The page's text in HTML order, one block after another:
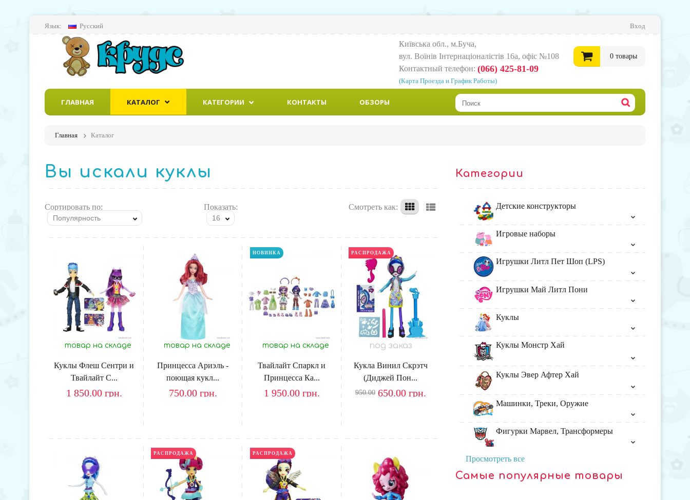
Язык: Русский Вход
Київська обл., м.Буча,
вул. Воїнiв Iнтернацiоналiстiв 16а, офіс №108
Контактный телефон: (066) 425-81-09
(Карта Проезда и График Работы)
0товары
ГЛАВНАЯ КАТАЛОГ КАТЕГОРИИ КОНТАКТЫ ОБЗОРЫ
Главная Каталог
Вы искали куклы
Сортировать по:
Популярность
Показать:
16
Смотреть как:
товар на складе
Куклы Флеш Сентри и
Твайлайт С...
1 850.00 грн.
товар на складе
Принцесса Ариэль -
поющая кукл...
750.00 грн.
НОВИНКА
товар на складе
Твайлайт Спаркл и
Принцесса Ка...
1 950.00 грн.
РАСПРОДАЖА
под заказ
Кукла Винил Скрэтч
(Диджей Пон...
950.00650.00 грн.
РАСПРОДАЖА РАСПРОДАЖА
Категории
Детские конструкторы
Игровые наборы
Игрушки Литл Пет Шоп (LPS)
Игрушки Май Литл Пони
Куклы
Куклы Монстр Хай
Куклы Эвер Афтер Хай
Машинки, Треки, Оружие
Фигурки Марвел, Трансформеры
Просмотреть все
Самые популярные товары